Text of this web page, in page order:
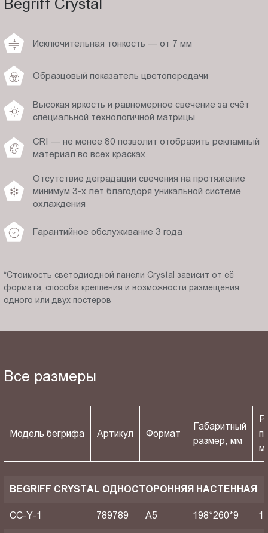
Begriff Crystal
Исключительная тонкость — от 7 мм
Образцовый показатель цветопередачи
Высокая яркость и равномерное свечение за счёт
специальной технологичной матрицы
CRI — не менее 80 позволит отобразить рекламный
материал во всех красках
Отсутствие деградации свечения на протяжение
минимум 3-х лет благодоря уникальной системе
охлаждения
Гарантийное обслуживание 3 года
*Стоимость светодиодной панели Crystal зависит от её
формата, способа крепления и возможности размещения
одного или двух постеров
Все размеры
Модель бегрифа Артикул Формат
Габаритный
размер, мм
BEGRIFF CRYSTAL ОДНОСТОРОННЯЯ НАСТЕННАЯ
CC-Y-1 789789 A5 198*260*9